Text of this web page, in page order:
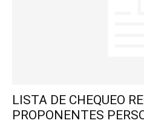
LISTA DE CHEQUEO
PROPONENTES